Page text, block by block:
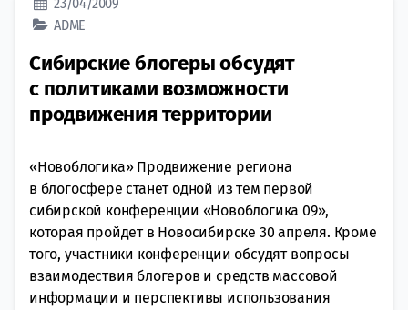
ADME
Сибирские блогеры обсудят
с политиками возможности
продвижения территории
«Новоблогика» Продвижение региона
в блогосфере станет одной из тем первой
сибирской конференции «Новоблогика 09»,
которая пройдет в Новосибирске 30 апреля. Кроме
того, участники конференции обсудят вопросы
взаимодествия блогеров и средств массовой
информации и перспективы использования